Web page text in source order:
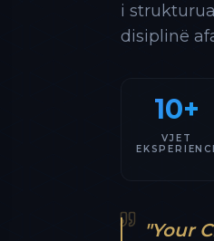
i
disiplinë
10+
VJET
"Your